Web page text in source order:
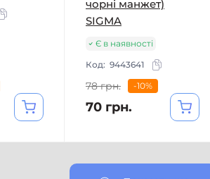
чорні манжет)
SIGMA
Є в наявності
Код: 9443641
78 грн. -10%
70 грн.